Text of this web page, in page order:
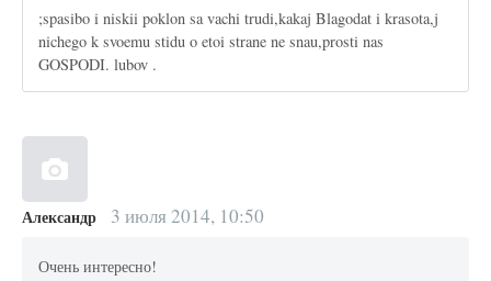
;spasibo i niskii poklon sa vachi trudi,kakaj Blagodat i krasota,j
nichego k svoemu stidu o etoi strane ne snau,prosti nas
GOSPODI. lubov .
Александр 3 июля 2014, 10:50
Очень интересно!